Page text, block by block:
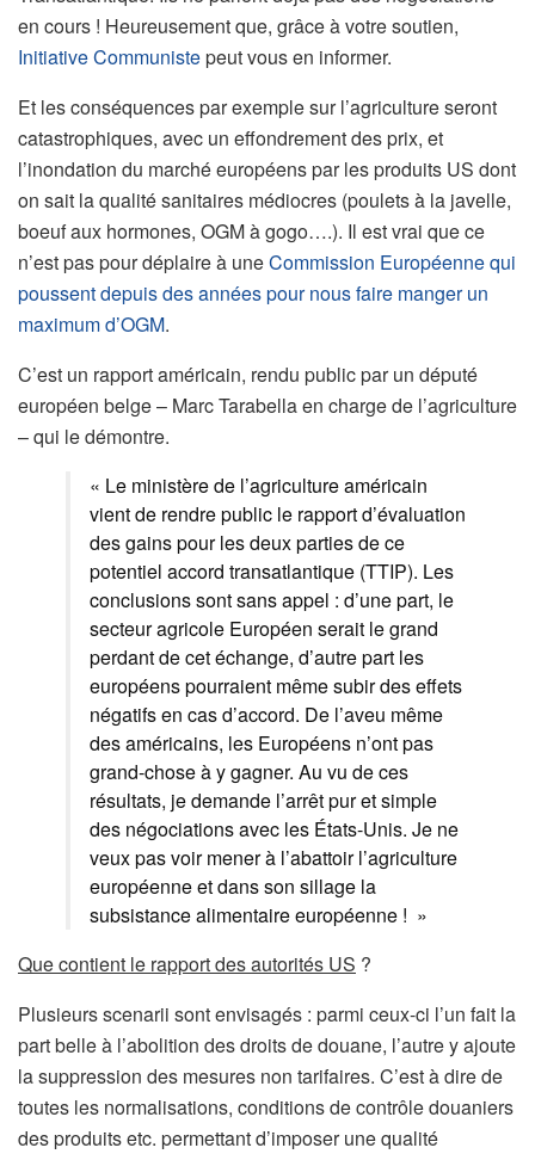
en cours ! Heureusement que, grâce à votre soutien,
Initiative Communistepeut vous en informer.
Et les conséquences par exemple sur l’agriculture seront
catastrophiques, avec un effondrement des prix, et
l’inondation du marché européens par les produits US dont
on sait la qualité sanitaires médiocres (poulets à la javelle,
boeuf aux hormones, OGM à gogo….). Il est vrai que ce
n’est pas pour déplaire à uneCommission Européenne qui
poussent depuis des années pour nous faire manger un
maximum d’OGM.
C’est un rapport américain, rendu public par un député
européen belge – Marc Tarabella en charge de l’agriculture
– qui le démontre.
« Le ministère de l’agriculture américain
vient de rendre public le rapport d’évaluation
des gains pour les deux parties de ce
potentiel accord transatlantique (TTIP). Les
conclusions sont sans appel : d’une part, le
secteur agricole Européen serait le grand
perdant de cet échange, d’autre part les
européens pourraient même subir des effets
négatifs en cas d’accord. De l’aveu même
des américains, les Européens n’ont pas
grand-chose à y gagner. Au vu de ces
résultats, je demande l’arrêt pur et simple
des négociations avec les États-Unis. Je ne
veux pas voir mener à l’abattoir l’agriculture
européenne et dans son sillage la
subsistance alimentaire européenne ! »
Que contient le rapport des autorités US ?
Plusieurs scenarii sont envisagés : parmi ceux-ci l’un fait la
part belle à l’abolition des droits de douane, l’autre y ajoute
la suppression des mesures non tarifaires. C’est à dire de
toutes les normalisations, conditions de contrôle douaniers
des produits etc. permettant d’imposer une qualité